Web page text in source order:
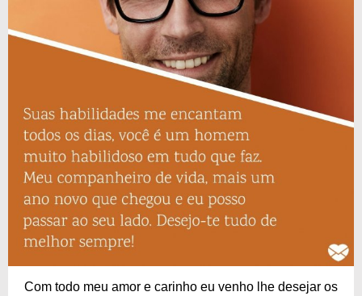
Com todo meu amor e carinho eu venho lhe desejar os